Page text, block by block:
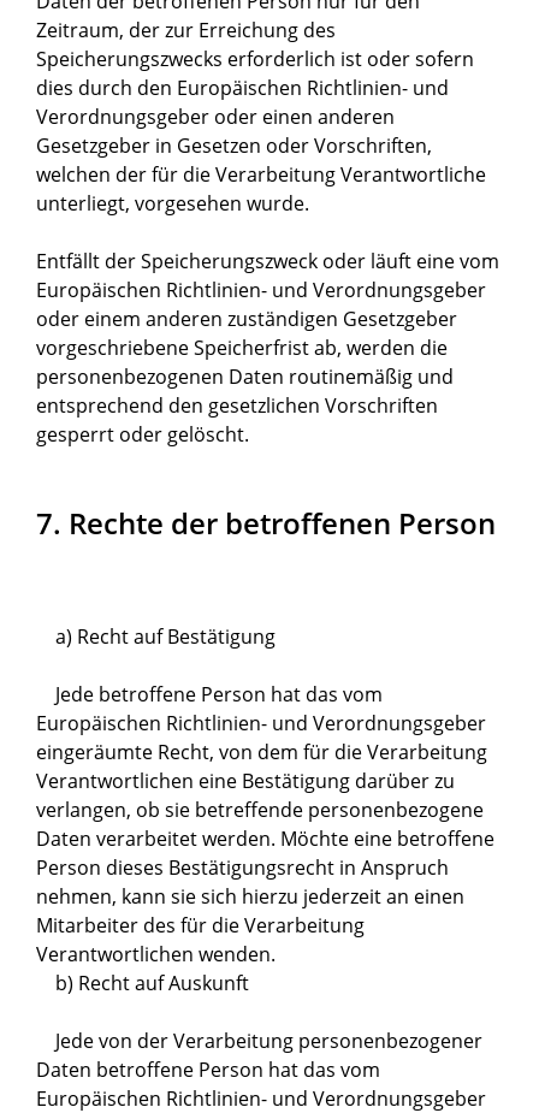
Zeitraum, der zur Erreichung des
Speicherungszwecks erforderlich ist oder sofern
dies durch den Europäischen Richtlinien- und
Verordnungsgeber oder einen anderen
Gesetzgeber in Gesetzen oder Vorschriften,
welchen der für die Verarbeitung Verantwortliche
unterliegt, vorgesehen wurde.
Entfällt der Speicherungszweck oder läuft eine vom
Europäischen Richtlinien- und Verordnungsgeber
oder einem anderen zuständigen Gesetzgeber
vorgeschriebene Speicherfrist ab, werden die
personenbezogenen Daten routinemäßig und
entsprechend den gesetzlichen Vorschriften
gesperrt oder gelöscht.
7. Rechte der betroffenen Person
a) Recht auf Bestätigung
Jede betroffene Person hat das vom
Europäischen Richtlinien- und Verordnungsgeber
eingeräumte Recht, von dem für die Verarbeitung
Verantwortlichen eine Bestätigung darüber zu
verlangen, ob sie betreffende personenbezogene
Daten verarbeitet werden. Möchte eine betroffene
Person dieses Bestätigungsrecht in Anspruch
nehmen, kann sie sich hierzu jederzeit an einen
Mitarbeiter des für die Verarbeitung
Verantwortlichen wenden.
b) Recht auf Auskunft
Jede von der Verarbeitung personenbezogener
Daten betroffene Person hat das vom
Europäischen Richtlinien- und Verordnungsgeber